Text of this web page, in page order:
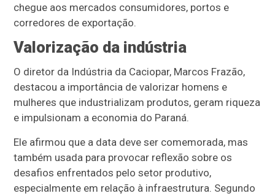
chegue aos mercados consumidores, portos e
corredores de exportação.
Valorização da indústria
O diretor da Indústria da Caciopar, Marcos Frazão,
destacou a importância de valorizar homens e
mulheres que industrializam produtos, geram riqueza
e impulsionam a economia do Paraná.
Ele afirmou que a data deve ser comemorada, mas
também usada para provocar reflexão sobre os
desafios enfrentados pelo setor produtivo,
especialmente em relação à infraestrutura. Segundo